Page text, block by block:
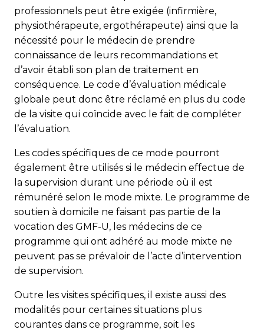
professionnels peut être exigée (infirmière,
physiothérapeute, ergothérapeute) ainsi que la
nécessité pour le médecin de prendre
connaissance de leurs recommandations et
d’avoir établi son plan de traitement en
conséquence. Le code d’évaluation médicale
globale peut donc être réclamé en plus du code
de la visite qui coïncide avec le fait de compléter
l’évaluation.
Les codes spécifiques de ce mode pourront
également être utilisés si le médecin effectue de
la supervision durant une période où il est
rémunéré selon le mode mixte. Le programme de
soutien à domicile ne faisant pas partie de la
vocation des GMF-U, les médecins de ce
programme qui ont adhéré au mode mixte ne
peuvent pas se prévaloir de l’acte d’intervention
de supervision.
Outre les visites spécifiques, il existe aussi des
modalités pour certaines situations plus
courantes dans ce programme, soit les